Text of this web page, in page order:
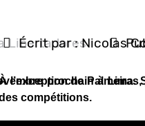
Libertadores
prochain à
Écrit par :Nicolas
l’exception de
compétitions.